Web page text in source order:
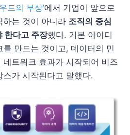
드의 부상’에서 기업이 앞으로
하는 것이 아니라 조직의 중심
한다고 주장했다. 기본 아이디
만드는 것이고, 데이터의 민
네트워크 효과가 시작되어 비즈
스가 시작된다고 말했다.